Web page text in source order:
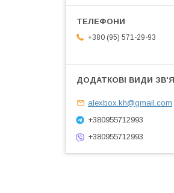
+380 (95) 571-29-93
alexbox.kh@gmail.com
+380955712993
+380955712993